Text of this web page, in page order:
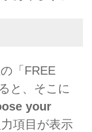
「FREE
と、そこに
your
項目が表示